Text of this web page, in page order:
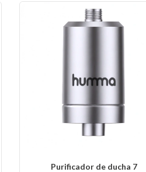
Purificador de ducha 7